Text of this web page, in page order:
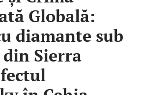
Globală:
diamante sub
Sierra